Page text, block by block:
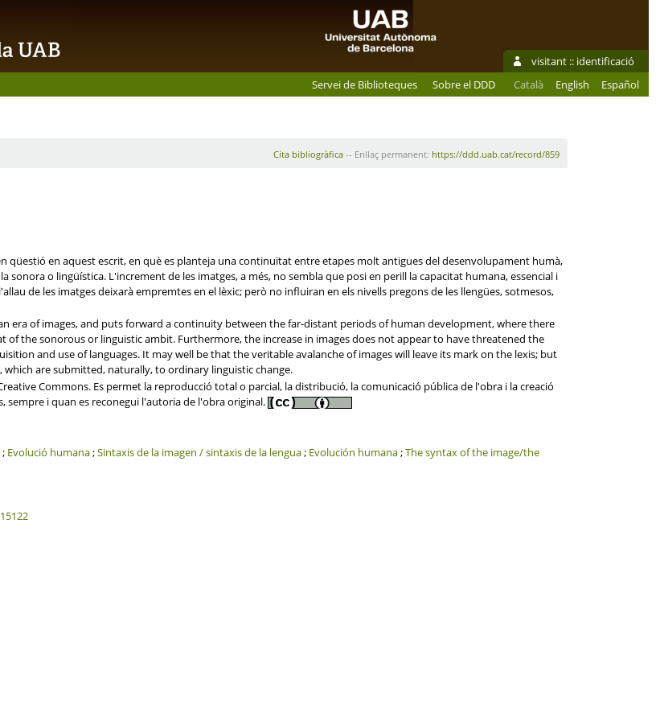
visitant :: identificació
Servei de Biblioteques Sobre el DDD Català English Español
Cita bibliogràfica-- Enllaç permanent: https://ddd.uab.cat/record/859
qüestió en aquest escrit, en què es planteja una continuïtat entre etapes molt antigues del desenvolupament humà,
sonora o lingüística. L'increment de les imatges, a més, no sembla que posi en perill la capacitat humana, essencial i
de les imatges deixarà empremtes en el lèxic; però no influiran en els nivells pregons de les llengües, sotmesos,
era of images, and puts forward a continuity between the far-distant periods of human development, where there
the sonorous or linguistic ambit. Furthermore, the increase in images does not appear to have threatened the
and use of languages. It may well be that the veritable avalanche of images will leave its mark on the lexis; but
are submitted, naturally, to ordinary linguistic change.
Commons. Es permet la reproducció total o parcial, la distribució, la comunicació pública de l'obra i la creació
i quan es reconegui l'autoria de l'obra original.
; Evolució humana;Sintaxis de la imagen / sintaxis de la lengua; Evolución humana;The syntax of the image/the